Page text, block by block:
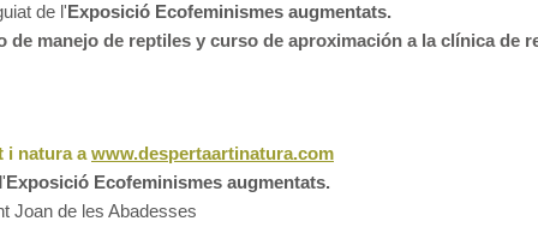
de l'Exposició Ecofeminismes augmentats.
de manejo de reptiles y curso de aproximación a la clínica de
i natura awww.despertaartinatura.com
Exposició Ecofeminismes augmentats.
Joan de les Abadesses